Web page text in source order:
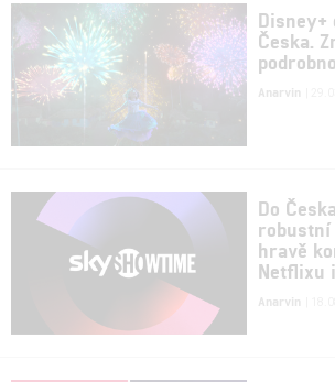
Česka.
Anarvin
Do
robustní
hravě
Netflixu
Anarvin